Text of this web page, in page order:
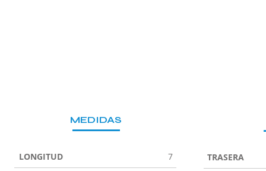
MEDIDAS
LONGITUD 7 TRASERA